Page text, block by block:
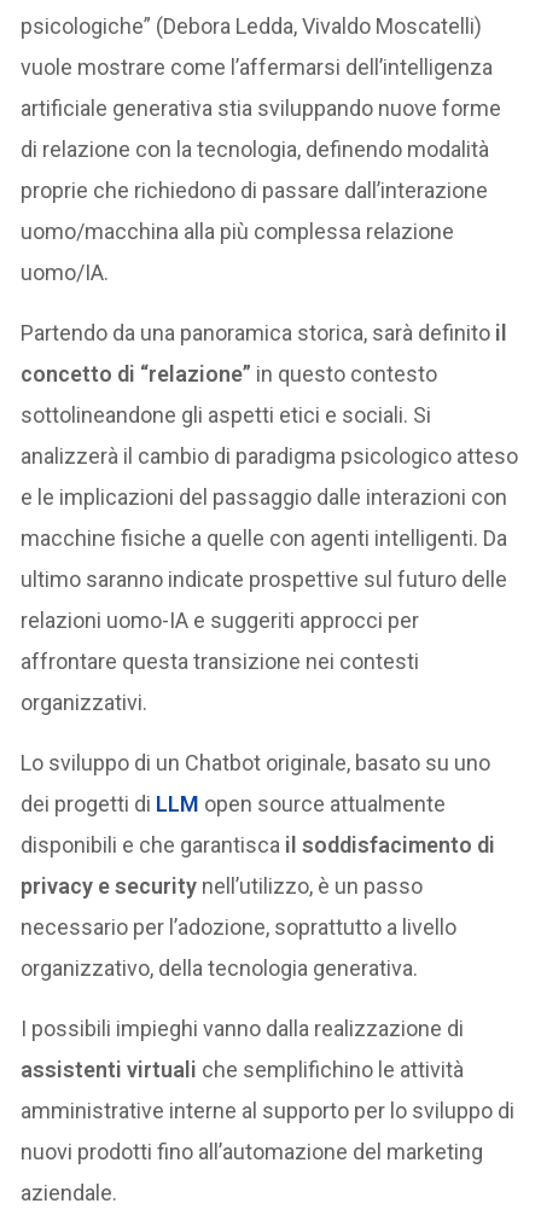
psicologiche” (Debora Ledda, Vivaldo Moscatelli)
vuole mostrare come l’affermarsi dell’intelligenza
artificiale generativa stia sviluppando nuove forme
di relazione con la tecnologia, definendo modalità
proprie che richiedono di passare dall’interazione
uomo/macchina alla più complessa relazione
uomo/IA.
Partendo da una panoramica storica, sarà definito il
concetto di “relazione” in questo contesto
sottolineandone gli aspetti etici e sociali. Si
analizzerà il cambio di paradigma psicologico atteso
e le implicazioni del passaggio dalle interazioni con
macchine fisiche a quelle con agenti intelligenti. Da
ultimo saranno indicate prospettive sul futuro delle
relazioni uomo-IA e suggeriti approcci per
affrontare questa transizione nei contesti
organizzativi.
Lo sviluppo di un Chatbot originale, basato su uno
dei progetti di LLM open source attualmente
disponibili e che garantisca il soddisfacimento di
privacy e security nell’utilizzo, è un passo
necessario per l’adozione, soprattutto a livello
organizzativo, della tecnologia generativa.
I possibili impieghi vanno dalla realizzazione di
assistenti virtuali che semplifichino le attività
amministrative interne al supporto per lo sviluppo di
nuovi prodotti fino all’automazione del marketing
aziendale.